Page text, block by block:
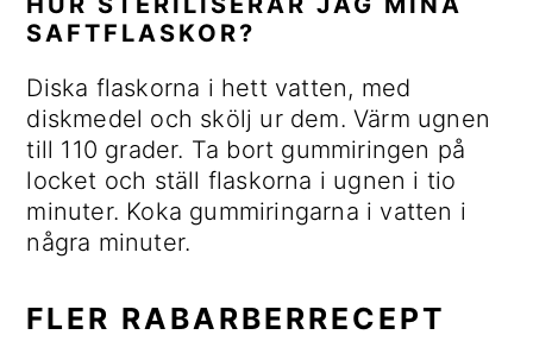
SAFTFLASKOR?
Diska flaskorna i hett vatten, med
diskmedel och skölj ur dem. Värm ugnen
till 110 grader. Ta bort gummiringen på
locket och ställ flaskorna i ugnen i tio
minuter. Koka gummiringarna i vatten i
några minuter.
FLER RABARBERRECEPT